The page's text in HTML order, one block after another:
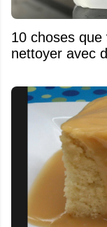
10 choses
nettoyer avec